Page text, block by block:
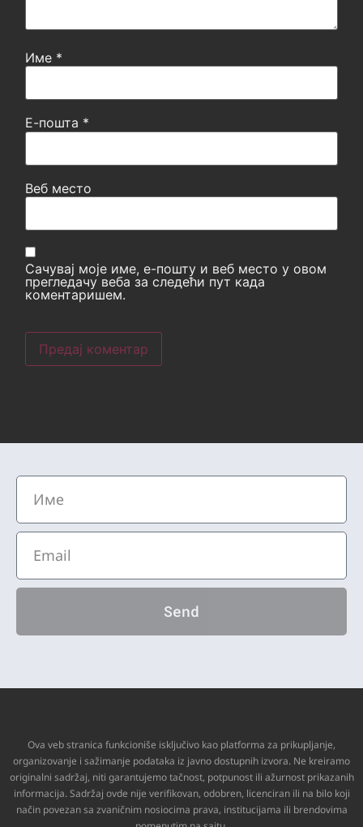
Име *
Е-пошта *
Веб место
Сачувај моје име, е-пошту и веб место у овом
прегледачу веба за следећи пут када
коментаришем.
Send
Ova veb stranica funkcioniše isključivo kao platforma za prikupljanje,
organizovanje i sažimanje podataka iz javno dostupnih izvora. Ne kreiramo
originalni sadržaj, niti garantujemo tačnost, potpunost ili ažurnost prikazanih
informacija. Sadržaj ovde nije verifikovan, odobren, licenciran ili na bilo koji
način povezan sa zvaničnim nosiocima prava, institucijama ili brendovima